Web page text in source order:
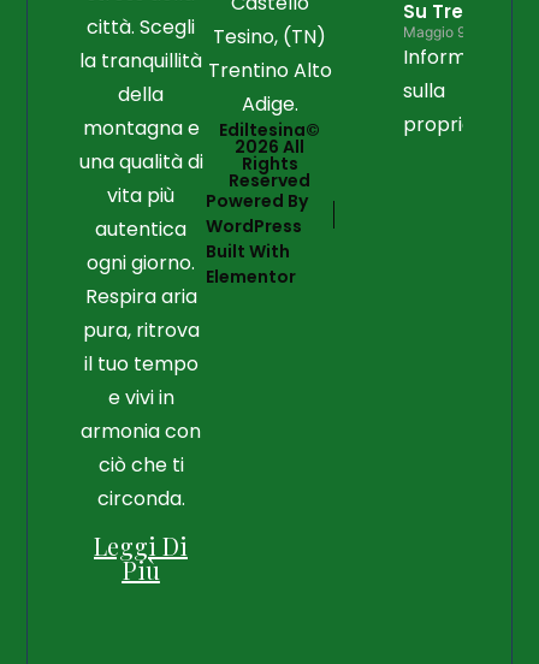
città. Scegli
la tranquillità
della
montagna e
una qualità di
vita più
autentica
ogni giorno.
Respira aria
pura, ritrova
il tuo tempo
e vivi in
armonia con
ciò che ti
circonda.
Leggi Di
Più
Tesino, (TN)
Trentino Alto
Adige.
Ediltesina©
2026 All
Rights
Reserved
Powered By
WordPress
Built With
Elementor
Su Tre Lati
Maggio 9, 2026
Informazioni
sulla
proprietà